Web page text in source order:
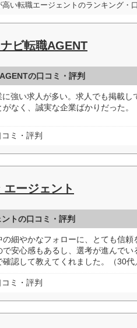
い転職エージェントのランキング・
ビ転職AGENT
の口コミ・評判
に強い求人が多い。求人でも掲載
がなく、誠実な企業ばかりだった。
ミ・評判
エージェント
トの口コミ・評判
の細やかなフォローに、とても信
で安心感もあるし、選考が進んで
確認して教えてくれました。（30代
ミ・評判